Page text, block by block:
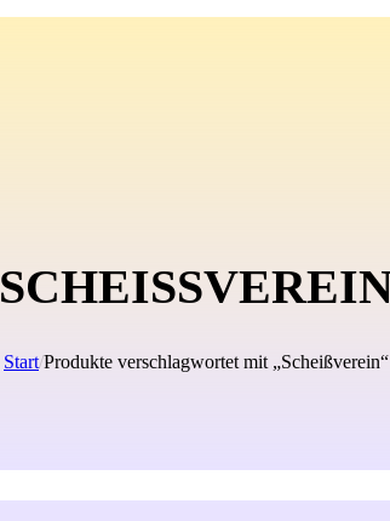
SCHEISSVEREIN
Start/Produkte verschlagwortet mit „Scheißverein“